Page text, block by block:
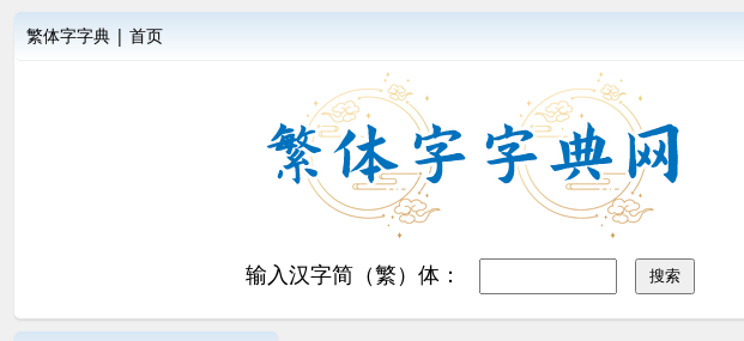
繁体字字典 | 首页
输入汉字简（繁）体：